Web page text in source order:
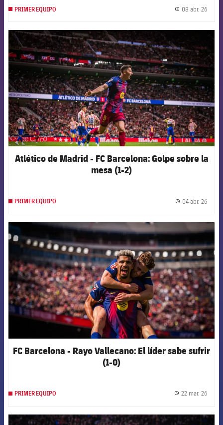
PRIMER EQUIPO 08 abr. 26
FCB Barcelona badge
Atlético de Madrid - FC Barcelona: Golpe sobre la
mesa (1-2)
PRIMER EQUIPO 04 abr. 26
FCB Barcelona badge
FC Barcelona - Rayo Vallecano: El líder sabe sufrir
(1-0)
PRIMER EQUIPO 22 mar. 26
FCB Barcelona badge